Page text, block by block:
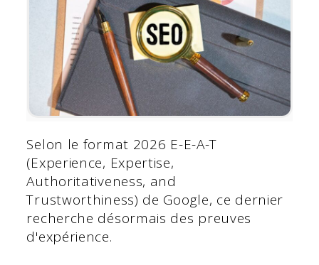
Selon le format 2026 E-E-A-T
(Experience, Expertise,
Authoritativeness, and
Trustworthiness) de Google, ce dernier
recherche désormais des preuves
d'expérience.